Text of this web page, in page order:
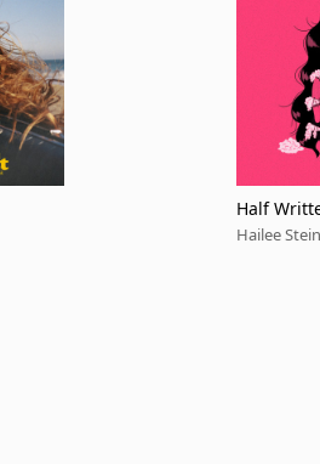
Half
Hailee